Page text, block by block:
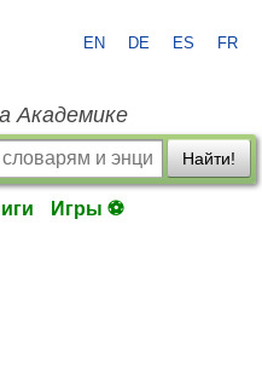
EN DE ES FR
Академике
Найти!
Игры ⚽